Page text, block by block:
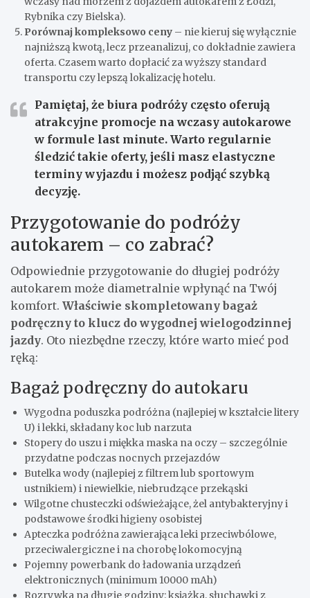
Rybnika czy Bielska).
Porównaj kompleksowo ceny – nie kieruj się wyłącznie
najniższą kwotą, lecz przeanalizuj, co dokładnie zawiera
oferta. Czasem warto dopłacić za wyższy standard
transportu czy lepszą lokalizację hotelu.
Pamiętaj, że biura podróży często oferują
atrakcyjne promocje na wczasy autokarowe
w formule last minute. Warto regularnie
śledzić takie oferty, jeśli masz elastyczne
terminy wyjazdu i możesz podjąć szybką
decyzję.
Przygotowanie do podróży
autokarem – co zabrać?
Odpowiednie przygotowanie do długiej podróży
autokarem może diametralnie wpłynąć na Twój
komfort. Właściwie skompletowany bagaż
podręczny to klucz do wygodnej wielogodzinnej
jazdy. Oto niezbędne rzeczy, które warto mieć pod
ręką:
Bagaż podręczny do autokaru
Wygodna poduszka podróżna (najlepiej w kształcie litery
U) i lekki, składany koc lub narzuta
Stopery do uszu i miękka maska na oczy – szczególnie
przydatne podczas nocnych przejazdów
Butelka wody (najlepiej z filtrem lub sportowym
ustnikiem) i niewielkie, niebrudzące przekąski
Wilgotne chusteczki odświeżające, żel antybakteryjny i
podstawowe środki higieny osobistej
Apteczka podróżna zawierająca leki przeciwbólowe,
przeciwalergiczne i na chorobę lokomocyjną
Pojemny powerbank do ładowania urządzeń
elektronicznych (minimum 10000 mAh)
Rozrywka na długie godziny: książka, słuchawki z